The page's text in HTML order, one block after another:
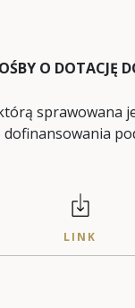
O DOTACJĘ
sprawowana
LINK